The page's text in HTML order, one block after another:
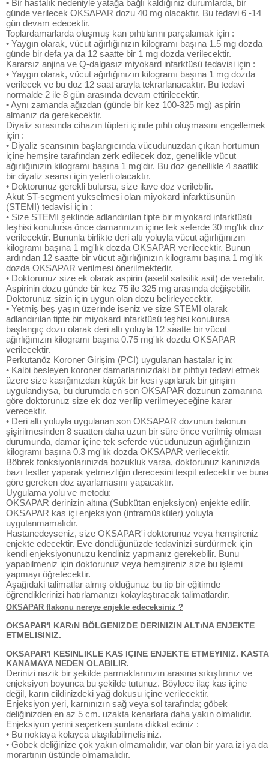
• Bir hastalık nedeniyle yatağa bağlı kaldığınız durumlarda, bir
günde verilecek OKSAPAR dozu 40 mg olacaktır. Bu tedavi 6 -14
gün devam edecektir.
Toplardamarlarda oluşmuş kan pıhtılarını parçalamak için :
• Yaygın olarak, vücut ağırlığınızın kilogramı başına 1.5 mg dozda
günde bir defa ya da 12 saatte bir 1 mg dozda verilecektir.
Kararsız anjina ve Q-dalgasız miyokard infarktüsü tedavisi için :
• Yaygın olarak, vücut ağırlığınızın kilogramı başına 1 mg dozda
verilecek ve bu doz 12 saat arayla tekrarlanacaktır. Bu tedavi
normalde 2 ile 8 gün arasında devam ettirilecektir.
• Aynı zamanda ağızdan (günde bir kez 100-325 mg) aspirin
almanız da gerekecektir.
Diyaliz sırasında cihazın tüpleri içinde pıhtı oluşmasını engellemek
için :
• Diyaliz seansının başlangıcında vücudunuzdan çıkan hortumun
içine hemşire tarafından zerk edilecek doz, genellikle vücut
ağırlığınızın kilogramı başına 1 mg'dır. Bu doz genellikle 4 saatlik
bir diyaliz seansı için yeterli olacaktır.
• Doktorunuz gerekli bulursa, size ilave doz verilebilir.
Akut ST-segment yükselmesi olan miyokard infarktüsünün
(STEMI) tedavisi için :
• Size STEMI şeklinde adlandırılan tipte bir miyokard infarktüsü
teşhisi konulursa önce damarınızın içine tek seferde 30 mg'lık doz
verilecektir. Bununla birlikte deri altı yoluyla vücut ağırlığınızın
kilogramı başına 1 mg'lık dozda OKSAPAR verilecektir. Bunun
ardından 12 saatte bir vücut ağırlığınızın kilogramı başına 1 mg'lık
dozda OKSAPAR verilmesi önerilmektedir.
• Doktorunuz size ek olarak aspirin (asetil salisilik asit) de verebilir.
Aspirinin dozu günde bir kez 75 ile 325 mg arasında değişebilir.
Doktorunuz sizin için uygun olan dozu belirleyecektir.
• Yetmiş beş yaşın üzerinde iseniz ve size STEMI olarak
adlandırılan tipte bir miyokard infarktüsü teşhisi konulursa
başlangıç dozu olarak deri altı yoluyla 12 saatte bir vücut
ağırlığınızın kilogramı başına 0.75 mg'lık dozda OKSAPAR
verilecektir.
Perkutanöz Koroner Girişim (PCI) uygulanan hastalar için:
• Kalbi besleyen koroner damarlarınızdaki bir pıhtıyı tedavi etmek
üzere size kasığınızdan küçük bir kesi yapılarak bir girişim
uygulandıysa, bu durumda en son OKSAPAR dozunun zamanına
göre doktorunuz size ek doz verilip verilmeyeceğine karar
verecektir.
• Deri altı yoluyla uygulanan son OKSAPAR dozunun balonun
şişirilmesinden 8 saatten daha uzun bir süre önce verilmiş olması
durumunda, damar içine tek seferde vücudunuzun ağırlığınızın
kilogramı başına 0.3 mg'lık dozda OKSAPAR verilecektir.
Böbrek fonksiyonlarınızda bozukluk varsa, doktorunuz kanınızda
bazı testler yaparak yetmezliğin derecesini tespit edecektir ve buna
göre gereken doz ayarlamasını yapacaktır.
Uygulama yolu ve metodu:
OKSAPAR derinizin altına (Subkütan enjeksiyon) enjekte edilir.
OKSAPAR kas içi enjeksiyon (intramüsküler) yoluyla
uygulanmamalıdır.
Hastanedeyseniz, size OKSAPAR'i doktorunuz veya hemşireniz
enjekte edecektir. Eve döndüğünüzde tedavinizi sürdürmek için
kendi enjeksiyonunuzu kendiniz yapmanız gerekebilir. Bunu
yapabilmeniz için doktorunuz veya hemşireniz size bu işlemi
yapmayı öğretecektir.
Aşağıdaki talimatlar almış olduğunuz bu tip bir eğitimde
öğrendiklerinizi hatırlamanızı kolaylaştıracak talimatlardır.
OKSAPAR flakonu nereye enjekte edeceksiniz ?
OKSAPAR'I KARıN BÖLGENIZDE DERINIZIN ALTıNA ENJEKTE
ETMELISINIZ.
OKSAPAR'I KESINLIKLE KAS IÇINE ENJEKTE ETMEYINIZ. KASTA
KANAMAYA NEDEN OLABILIR.
Derinizi nazik bir şekilde parmaklarınızın arasına sıkıştırınız ve
enjeksiyon boyunca bu şekilde tutunuz. Böylece ilaç kas içine
değil, karın cildinizdeki yağ dokusu içine verilecektir.
Enjeksiyon yeri, karnınızın sağ veya sol tarafında; göbek
deliğinizden en az 5 cm. uzakta kenarlara daha yakın olmalıdır.
Enjeksiyon yerini seçerken şunlara dikkat ediniz :
• Bu noktaya kolayca ulaşılabilmelisiniz.
• Göbek deliğinize çok yakın olmamalıdır, var olan bir yara izi ya da
morartının üstünde olmamalıdır.